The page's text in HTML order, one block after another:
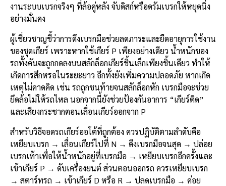
งานระบบเบรกจริงๆ ที่ล้อคู่หลัง จับดิสก์หรือดรัมเบรกให้หยุดนิ่ง
อย่างมั่นคง
ผู้เชี่ยวชาญชี้ว่าการดึงเบรกมือช่วยลดภาระและยืดอายุการใช้งาน
ของชุดเกียร์ เพราะหากใช้เกียร์ P เพียงอย่างเดียว น้ำหนักของ
รถทั้งคันจะถูกกดลงบนสลักล็อกเกียร์ชิ้นเล็กเพียงชิ้นเดียว ทำให้
เกิดการสึกหรอในระยะยาว อีกทั้งยังเพิ่มความปลอดภัย หากเกิด
เหตุไม่คาดคิด เช่น รถถูกชนท้ายจนสลักล็อกหัก เบรกมือจะช่วย
ยึดล้อไม่ให้รถไหล นอกจากนี้ยังช่วยป้องกันอาการ “เกียร์ติด”
และเสียงกระชากตอนเลื่อนเกียร์ออกจาก P
สำหรับวิธีจอดรถเกียร์ออโต้ที่ถูกต้อง ควรปฏิบัติตามลำดับคือ
เหยียบเบรก → เลื่อนเกียร์ไปที่ N → ดึงเบรกมือจนสุด → ปล่อย
เบรกเท้าเพื่อให้น้ำหนักอยู่ที่เบรกมือ → เหยียบเบรกอีกครั้งและ
เข้าเกียร์ P → ดับเครื่องยนต์ ส่วนตอนออกรถ ควรเหยียบเบรก
→ สตาร์ทรถ → เข้าเกียร์ D หรือ R → ปลดเบรกมือ → ค่อย